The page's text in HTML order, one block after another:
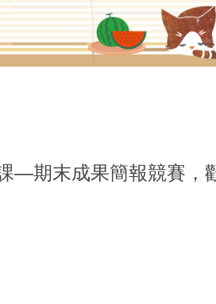
實踐大學教學發展一中心
—期末成果簡報競賽，